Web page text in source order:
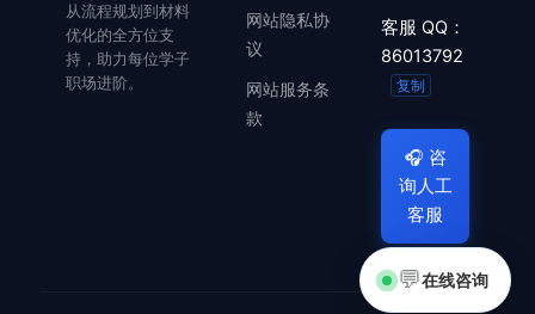
从流程规划到材料
优化的全方位支
持，助力每位学子
职场进阶。
网站隐私协
议
网站服务条
款
客服 QQ：
86013792
复制
🎧 咨
询人工
客服
💬在线咨询